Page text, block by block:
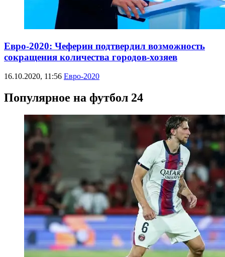
Евро-2020: Чеферин подтвердил возможность
сокращения количества городов-хозяев
16.10.2020, 11:56 Евро-2020
Популярное на футбол 24